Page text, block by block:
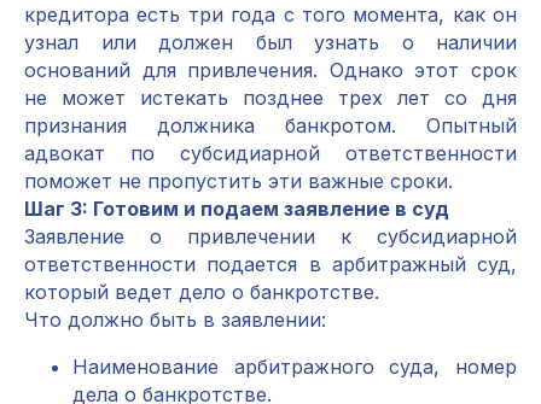
кредитора есть три года с того момента, как он
узнал или должен был узнать о наличии
оснований для привлечения. Однако этот срок
не может истекать позднее трех лет со дня
признания должника банкротом. Опытный
адвокат по субсидиарной ответственности
поможет не пропустить эти важные сроки.
Шаг 3: Готовим и подаем заявление в суд
Заявление о привлечении к субсидиарной
ответственности подается в арбитражный суд,
который ведет дело о банкротстве.
Что должно быть в заявлении:
Наименование арбитражного суда, номер
дела о банкротстве.